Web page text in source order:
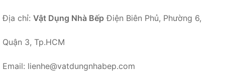
Địa chỉ: Vật Dụng Nhà Bếp Điện Biên Phủ, Phường 6,
Quận 3, Tp.HCM
Email: lienhe@vatdungnhabep.com